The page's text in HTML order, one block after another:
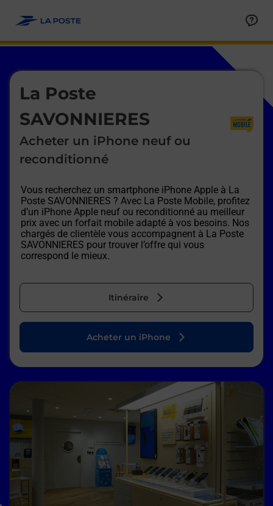
La Poste
SAVONNIERES
Acheter un iPhone neuf ou
reconditionné
Vous recherchez un smartphone iPhone Apple à La
Poste SAVONNIERES ? Avec La Poste Mobile, profitez
d’un iPhone Apple neuf ou reconditionné au meilleur
prix avec un forfait mobile adapté à vos besoins. Nos
chargés de clientèle vous accompagnent à La Poste
SAVONNIERES pour trouver l’offre qui vous
correspond le mieux.
Itinéraire
Le lien s'ouvre dans un nouvel onglet
Acheter un iPhone